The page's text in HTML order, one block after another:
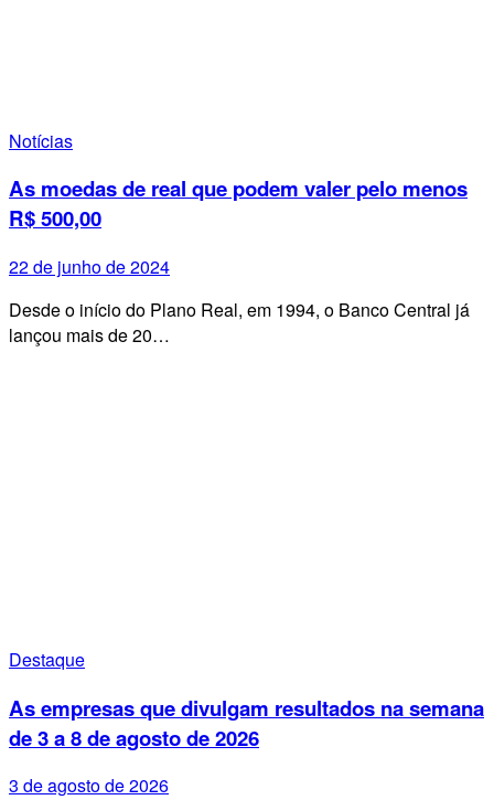
Notícias
As moedas de real que podem valer pelo menos
R$ 500,00
22 de junho de 2024
Desde o início do Plano Real, em 1994, o Banco Central já
lançou mais de 20…
Destaque
As empresas que divulgam resultados na semana
de 3 a 8 de agosto de 2026
3 de agosto de 2026